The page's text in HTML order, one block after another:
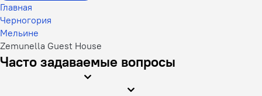
Главная
Черногория
Мельине
Zemunella Guest House
Часто задаваемые вопросы